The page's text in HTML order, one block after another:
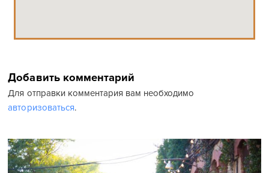
Добавить комментарий
Для отправки комментария вам необходимо
авторизоваться.